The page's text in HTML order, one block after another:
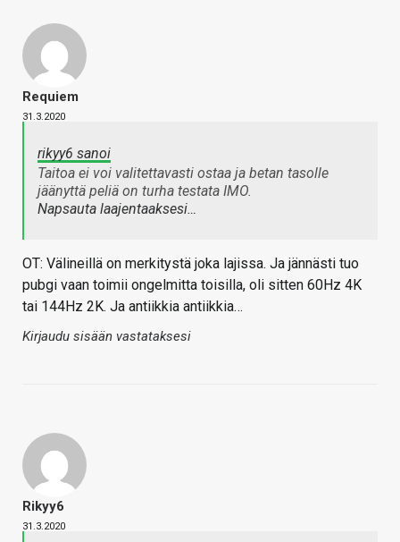
Requiem
31.3.2020
rikyy6 sanoi
Taitoa ei voi valitettavasti ostaa ja betan tasolle
jäänyttä peliä on turha testata IMO.
Napsauta laajentaaksesi…
OT: Välineillä on merkitystä joka lajissa. Ja jännästi tuo
pubgi vaan toimii ongelmitta toisilla, oli sitten 60Hz 4K
tai 144Hz 2K. Ja antiikkia antiikkia…
Kirjaudu sisään vastataksesi
Rikyy6
31.3.2020